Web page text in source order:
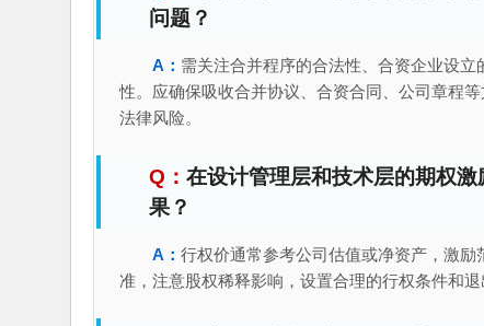
问题？
需关注合并程序的合法性、合资企业设
性。应确保吸收合并协议、合资合同、公司章程
法律风险。
在设计管理层和技术层的期权
果？
行权价通常参考公司估值或净资产，激
准，注意股权稀释影响，设置合理的行权条件和